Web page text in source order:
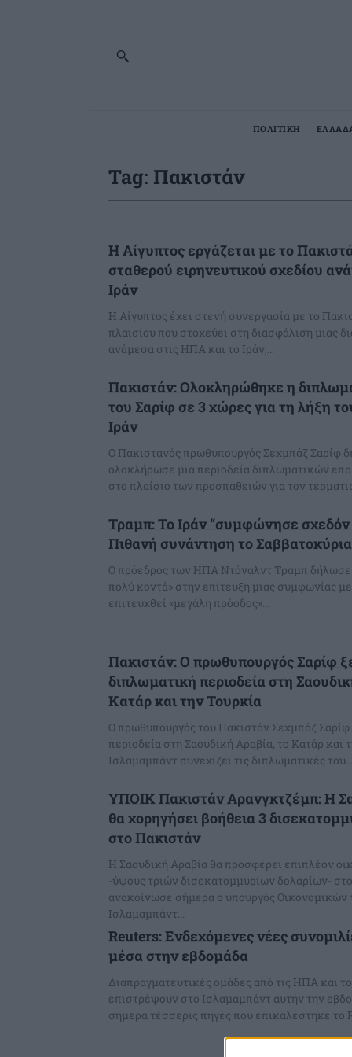
ΠΟΛΙΤΙΚΗ
Tag: Πακιστάν
Η Αίγυπτος εργάζεται με το
σταθερού ειρηνευτικού σχεδίου
Ιράν
Η Αίγυπτος έχει στενή συνεργασία με το
πλαισίου που στοχεύει στη διασφάλιση μιας
ανάμεσα στις ΗΠΑ και το Ιράν,...
Πακιστάν: Ολοκληρώθηκε η
του Σαρίφ σε 3 χώρες για τη λήξη
Ιράν
Ο Πακιστανός πρωθυπουργός Σεχμπάζ Σαρίφ
ολοκλήρωσε μια περιοδεία διπλωματικών
στο πλαίσιο των προσπαθειών για τον
Τραμπ: Το Ιράν “συμφώνησε σχεδόν
Πιθανή συνάντηση το
Ο πρόεδρος των ΗΠΑ Ντόναλντ Τραμπ δήλωσε
πολύ κοντά» στην επίτευξη μιας συμφωνίας
επιτευχθεί «μεγάλη πρόοδος»...
Πακιστάν: O πρωθυπουργός Σαρίφ
διπλωματική περιοδεία στη
Κατάρ και την Τουρκία
Ο πρωθυπουργός του Πακιστάν Σεχμπάζ
περιοδεία στη Σαουδική Αραβία, το Κατάρ και
Ισλαμαμπάντ συνεχίζει τις διπλωματικές του...
ΥΠΟΙΚ Πακιστάν Αρανγκτζέμπ: Η
θα χορηγήσει βοήθεια 3
στο Πακιστάν
Η Σαουδική Αραβία θα προσφέρει επιπλέον
-ύψους τριών δισεκατομμυρίων δολαρίων-
ανακοίνωσε σήμερα ο υπουργός Οικονομικών
Ισλαμαμπάντ...
Reuters: Ενδεχόμενες νέες
μέσα στην εβδομάδα
Διαπραγματευτικές ομάδες από τις ΗΠΑ και
επιστρέψουν στο Ισλαμαμπάντ αυτήν την
σήμερα τέσσερις πηγές που επικαλέστηκε το